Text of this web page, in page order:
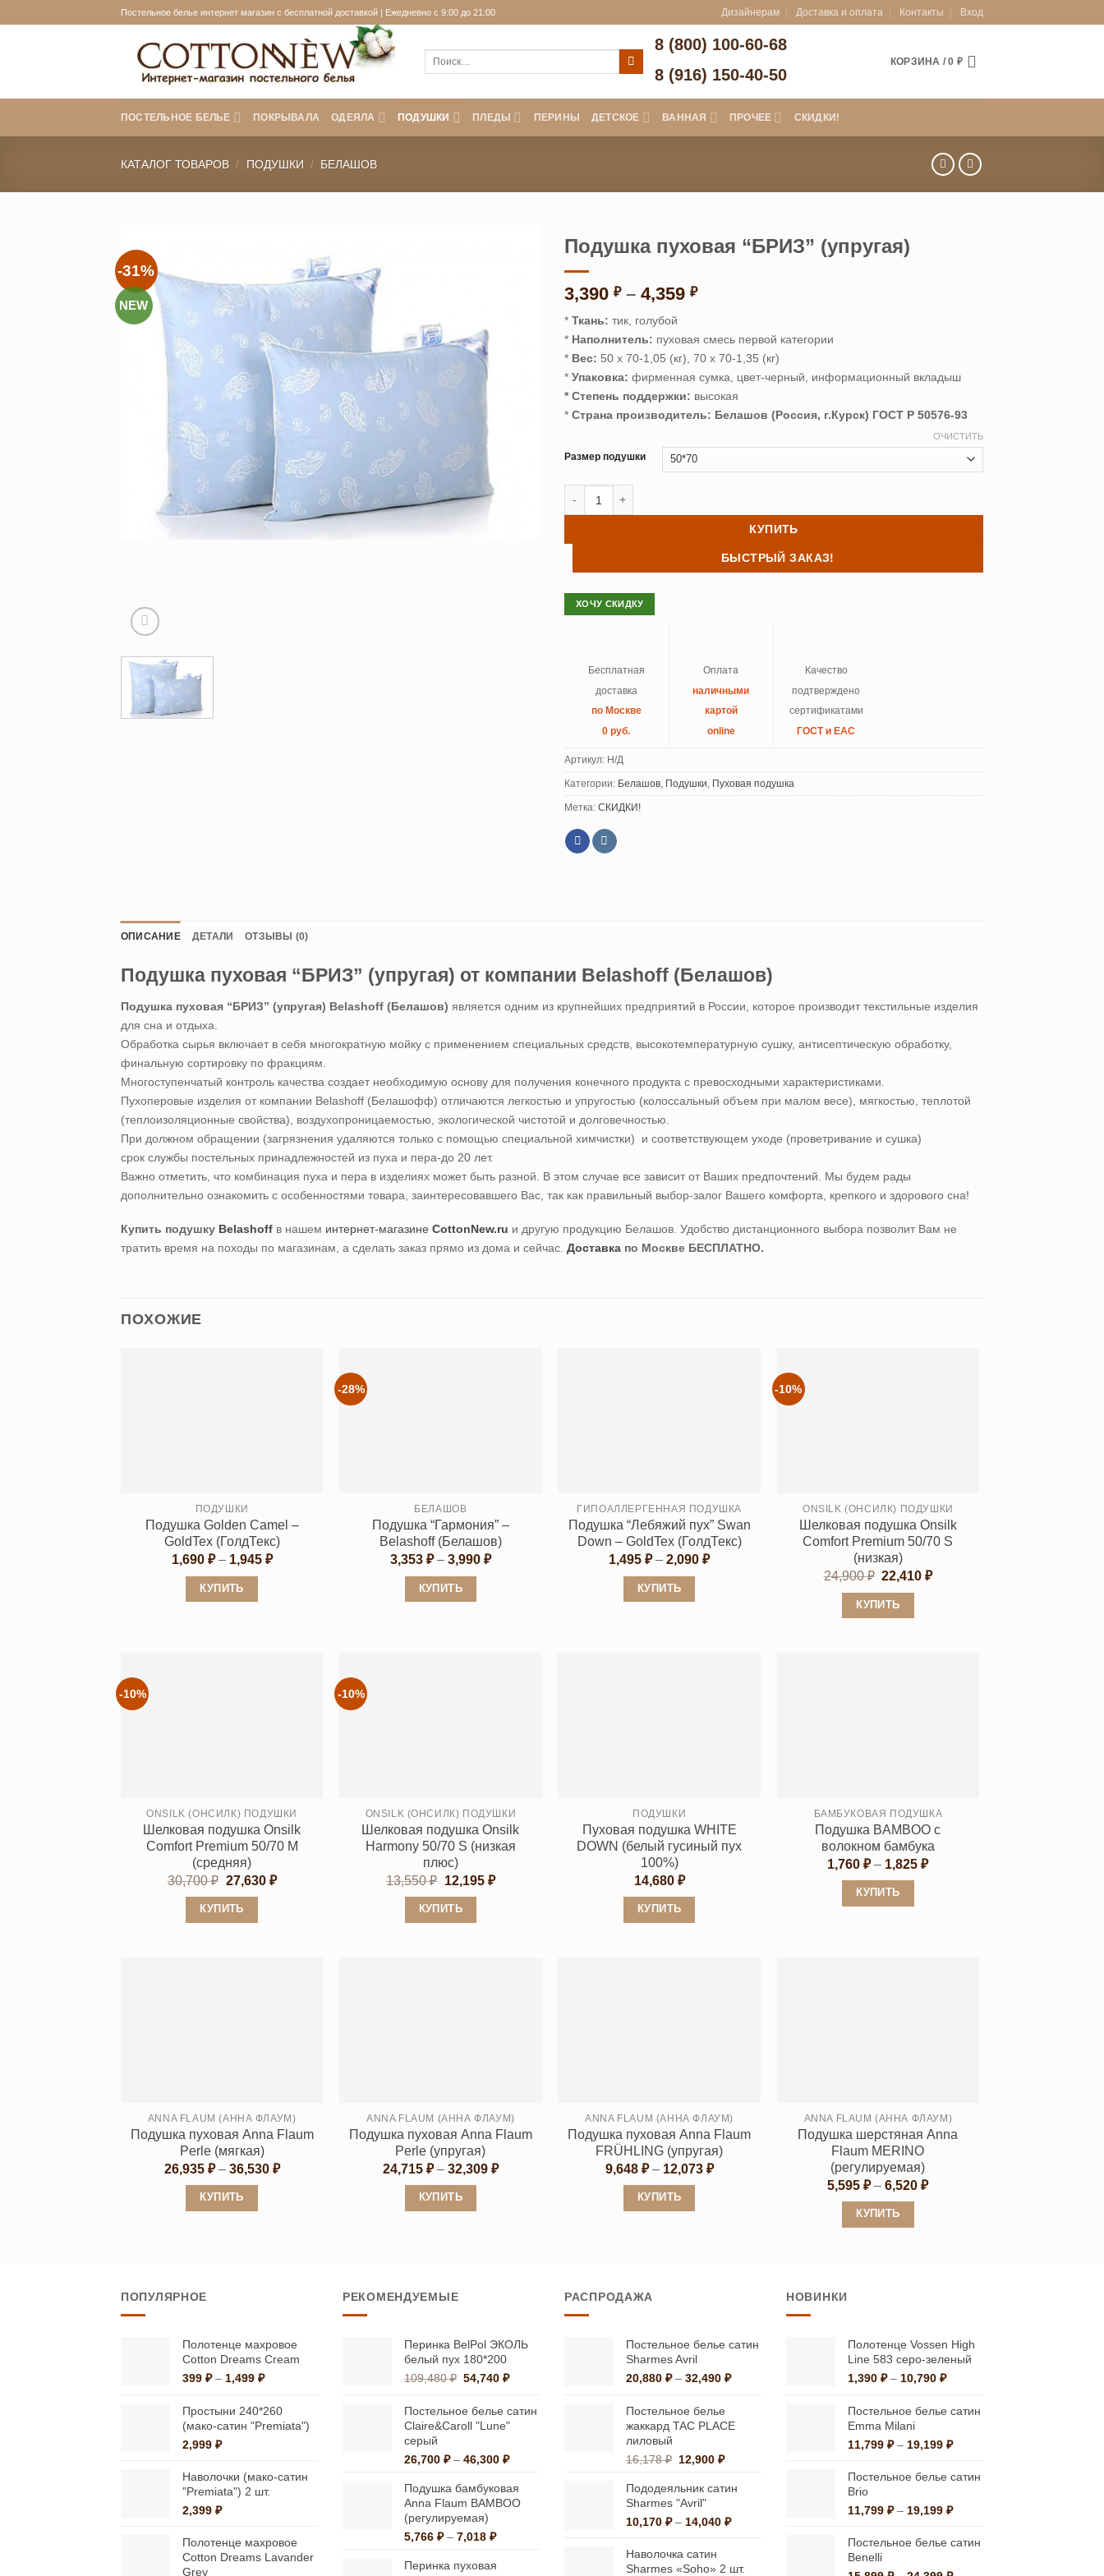
to
Постельное белье интернет магазин с бесплатной доставкой | Ежедневно с 9:00 до 21:00 Дизайнерам Доставка и оплата Контакты Вход
8 (800) 100-60-68
8 (916) 150-40-50
КОРЗИНА /0 ₽
ПОСТЕЛЬНОЕ БЕЛЬЕ ПОКРЫВАЛА ОДЕЯЛА ПОДУШКИ ПЛЕДЫ ПЕРИНЫ ДЕТСКОЕ ВАННАЯ ПРОЧЕЕ СКИДКИ!
КАТАЛОГ ТОВАРОВ / ПОДУШКИ / БЕЛАШОВ
-31%
NEW
Подушка пуховая “БРИЗ” (упругая)
3,390 ₽ – 4,359 ₽Диапазон
–
4,359 ₽
* Ткань: тик, голубой
* Наполнитель: пуховая смесь первой категории
* Вес: 50 х 70-1,05 (кг), 70 х 70-1,35 (кг)
* Упаковка: фирменная сумка, цвет-черный, информационный вкладыш
* Степень поддержки: высокая
* Страна производитель: Белашов (Россия, г.Курск) ГОСТ Р 50576-93
Размер подушки
ОЧИСТИТЬ
КУПИТЬ
БЫСТРЫЙ ЗАКАЗ!
ХОЧУ СКИДКУ
Бесплатная
доставка
по Москве
0 руб.
Оплата
наличными
картой
online
Качество
подтверждено
сертификатами
ГОСТ и ЕАС
Артикул: Н/Д
Категории: Белашов, Подушки, Пуховая подушка
Метка: СКИДКИ!
ОПИСАНИЕ ДЕТАЛИ ОТЗЫВЫ (0)
Подушка пуховая “БРИЗ” (упругая) от компании Belashoff (Белашов)
Подушка пуховая “БРИЗ” (упругая) Belashoff (Белашов) является одним из крупнейших предприятий в России, которое производит текстильные изделия
для сна и отдыха.
Обработка сырья включает в себя многократную мойку с применением специальных средств, высокотемпературную сушку, антисептическую обработку,
финальную сортировку по фракциям.
Многоступенчатый контроль качества создает необходимую основу для получения конечного продукта с превосходными характеристиками.
Пухоперовые изделия от компании Belashoff (Белашофф) отличаются легкостью и упругостью (колоссальный объем при малом весе), мягкостью, теплотой
(теплоизоляционные свойства), воздухопроницаемостью, экологической чистотой и долговечностью.
При должном обращении (загрязнения удаляются только с помощью специальной химчистки) и соответствующем уходе (проветривание и сушка)
срок службы постельных принадлежностей из пуха и пера-до 20 лет.
Важно отметить, что комбинация пуха и пера в изделиях может быть разной. В этом случае все зависит от Ваших предпочтений. Мы будем рады
дополнительно ознакомить с особенностями товара, заинтересовавшего Вас, так как правильный выбор-залог Вашего комфорта, крепкого и здорового сна!
Купить подушку Belashoff в нашем интернет-магазине CottonNew.ru и другую продукцию Белашов. Удобство дистанционного выбора позволит Вам не
тратить время на походы по магазинам, а сделать заказ прямо из дома и сейчас. Доставка по Москве БЕСПЛАТНО.
ПОХОЖИЕ
ПОДУШКИ
Подушка Golden Camel –
GoldTex (ГолдТекс)
1,690 ₽ – 1,945 ₽Диапазон
КУПИТЬ
товара.
-28%
БЕЛАШОВ
Подушка “Гармония” –
Belashoff (Белашов)
3,353 ₽ – 3,990 ₽Диапазон
КУПИТЬ
товара.
ГИПОАЛЛЕРГЕННАЯ ПОДУШКА
Подушка “Лебяжий пух” Swan
Down – GoldTex (ГолдТекс)
1,495₽ – 2,090₽Диапазон
КУПИТЬ
товара.
-10%
ONSILK (ОНСИЛК) ПОДУШКИ
Шелковая подушка Onsilk
Comfort Premium 50/70 S
(низкая)
24,900₽ Первоначальная
составляла
24,900 ₽.
22,410₽Текущая
КУПИТЬ
странице
товара.
-10%
ONSILK (ОНСИЛК) ПОДУШКИ
Шелковая подушка Onsilk
Comfort Premium 50/70 M
(средняя)
30,700₽ Первоначальная
составляла
30,700 ₽.
27,630 ₽Текущая
КУПИТЬ
странице
товара.
-10%
ONSILK (ОНСИЛК) ПОДУШКИ
Шелковая подушка Onsilk
Harmony 50/70 S (низкая
плюс)
13,550₽ Первоначальная
составляла
13,550 ₽.
12,195 ₽Текущая
КУПИТЬ
странице
товара.
ПОДУШКИ
Пуховая подушка WHITE
DOWN (белый гусиный пух
100%)
14,680 ₽
КУПИТЬ
странице
товара.
БАМБУКОВАЯ ПОДУШКА
Подушка BAMBOO с
волокном бамбука
1,760₽ – 1,825₽Диапазон
КУПИТЬ
товара.
ANNA FLAUM (АННА ФЛАУМ)
Подушка пуховая Anna Flaum
Perle (мягкая)
26,935 ₽ – 36,530 ₽Диапазон
КУПИТЬ
можно
выбрать
на
странице
товара.
ANNA FLAUM (АННА ФЛАУМ)
Подушка пуховая Anna Flaum
Perle (упругая)
24,715 ₽ – 32,309 ₽Диапазон
КУПИТЬ
вариаций.
можно
выбрать
на
странице
товара.
ANNA FLAUM (АННА ФЛАУМ)
Подушка пуховая Anna Flaum
FRÜHLING (упругая)
9,648 ₽ – 12,073 ₽Диапазон
КУПИТЬ
можно
выбрать
на
странице
товара.
ANNA FLAUM (АННА ФЛАУМ)
Подушка шерстяная Anna
Flaum MERINO
(регулируемая)
5,595₽ – 6,520₽Диапазон
КУПИТЬ
Опции
можно
выбрать
странице
товара.
ПОПУЛЯРНОЕ
Полотенце махровое
Cotton Dreams Cream
399 ₽ – 1,499 ₽Диапазон
399 ₽
–
Простыни 240*260
(мако-сатин "Premiata")
2,999 ₽
Наволочки (мако-сатин
"Premiata") 2 шт.
2,399 ₽
Полотенце махровое
Cotton Dreams Lavander
Grey
РЕКОМЕНДУЕМЫЕ
Перинка BelPol ЭКОЛЬ
белый пух 180*200
109,480₽ Первоначальная
составляла
109,480 ₽.
54,740₽Текущая
54,740 ₽.
Постельное белье сатин
Claire&Caroll "Lune"
серый
26,700 ₽ – 46,300 ₽Диапазон
26,700 ₽
–
Подушка бамбуковая
Anna Flaum BAMBOO
(регулируемая)
5,766 ₽ – 7,018 ₽Диапазон
5,766 ₽
Перинка пуховая
РАСПРОДАЖА
Постельное белье сатин
Sharmes Avril
20,880 ₽ – 32,490 ₽Диапазон
–
Постельное белье
жаккард TAC PLACE
лиловый
16,178₽ Первоначальная
составляла
16,178 ₽.
12,900₽Текущая
12,900 ₽.
Пододеяльник сатин
Sharmes "Avril"
10,170 ₽ – 14,040 ₽Диапазон
–
Наволочка сатин
Sharmes «Soho» 2 шт.
НОВИНКИ
Полотенце Vossen High
Line 583 серо-зеленый
1,390 ₽ – 10,790 ₽Диапазон
1,390 ₽
10,790 ₽
Постельное белье сатин
Emma Milani
11,799 ₽ – 19,199 ₽Диапазон
11,799 ₽
19,199 ₽
Постельное белье сатин
Brio
11,799 ₽ – 19,199 ₽Диапазон
11,799 ₽
19,199 ₽
Постельное белье сатин
Benelli